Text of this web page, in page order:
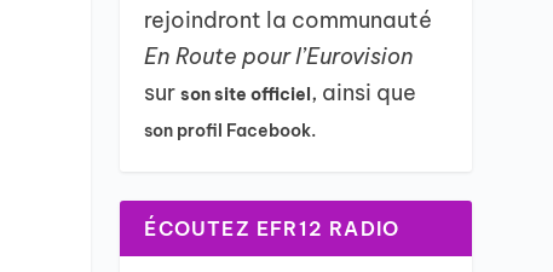
rejoindront la communauté
En Route pour l’Eurovision
surson site officiel, ainsi que
son profil Facebook.
ÉCOUTEZ EFR12 RADIO